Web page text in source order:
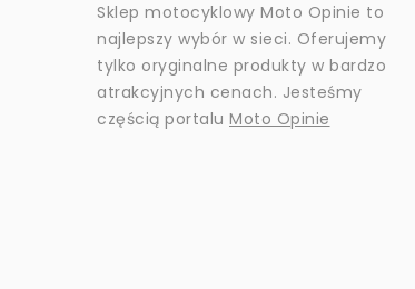
Sklep motocyklowy Moto Opinie to
najlepszy wybór w sieci. Oferujemy
tylko oryginalne produkty w bardzo
atrakcyjnych cenach. Jesteśmy
częścią portalu Moto Opinie